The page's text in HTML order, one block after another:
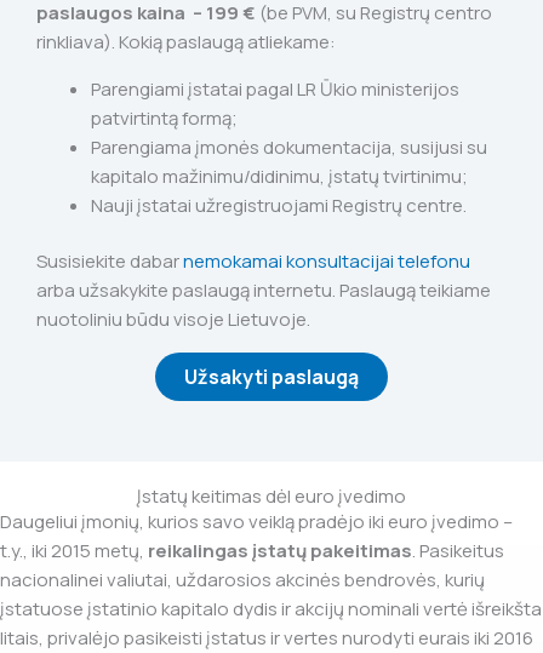
paslaugos kaina – 199 € (be PVM, su Registrų centro
rinkliava). Kokią paslaugą atliekame:
Parengiami įstatai pagal LR Ūkio ministerijos
patvirtintą formą;
Parengiama įmonės dokumentacija, susijusi su
kapitalo mažinimu/didinimu, įstatų tvirtinimu;
Nauji įstatai užregistruojami Registrų centre.
Susisiekite dabarnemokamai konsultacijai telefonu
arba užsakykite paslaugą internetu. Paslaugą teikiame
nuotoliniu būdu visoje Lietuvoje.
Užsakyti paslaugą
Įstatų keitimas dėl euro įvedimo
Daugeliui įmonių, kurios savo veiklą pradėjo iki euro įvedimo –
t.y., iki 2015 metų, reikalingas įstatų pakeitimas. Pasikeitus
nacionalinei valiutai, uždarosios akcinės bendrovės, kurių
įstatuose įstatinio kapitalo dydis ir akcijų nominali vertė išreikšta
litais, privalėjo pasikeisti įstatus ir vertes nurodyti eurais iki 2016